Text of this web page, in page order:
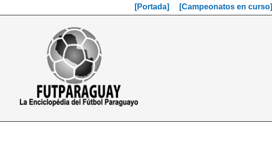
[Portada] [Campeonatos en curso]